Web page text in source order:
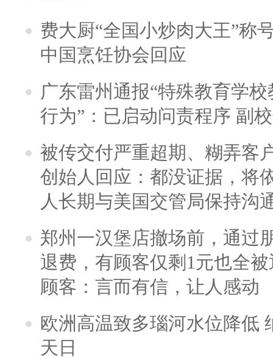
费大厨“全国小炒肉大王”称
中国烹饪协会回应
广东雷州通报“特殊教育学
行为”：已启动问责程序 副
被传交付严重超期、糊弄客
创始人回应：都没证据，将
人长期与美国交管局保持沟
郑州一汉堡店撤场前，通过
退费，有顾客仅剩1元也全
顾客：言而有信，让人感动
欧洲高温致多瑙河水位降低
天日